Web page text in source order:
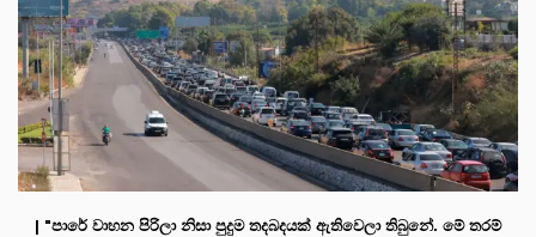
| "පාරේ වාහන පිරිලා නිසා පුදුම තදබදයක් ඇතිවෙලා තිබුනේ. මේ තරම්